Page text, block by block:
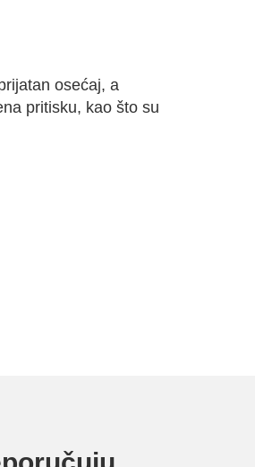
osećaj, a
pritisku, kao što su